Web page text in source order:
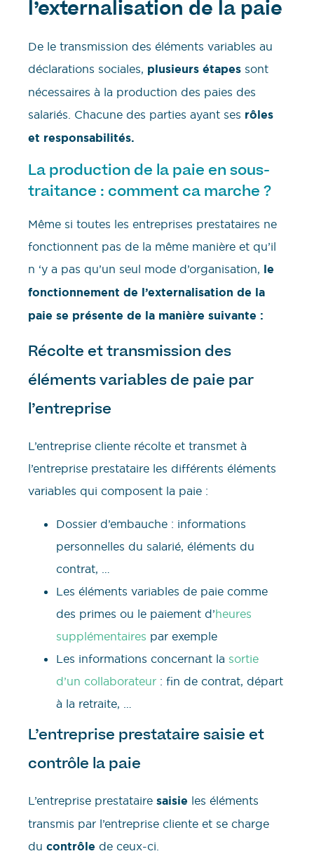
l’externalisation de la paie
De le transmission des éléments variables au
déclarations sociales, plusieurs étapes sont
nécessaires à la production des paies des
salariés. Chacune des parties ayant ses rôles
et responsabilités.
La production de la paie en sous-
traitance : comment ca marche ?
Même si toutes les entreprises prestataires ne
fonctionnent pas de la même manière et qu’il
n ‘y a pas qu’un seul mode d’organisation, le
fonctionnement de l’externalisation de la
paie se présente de la manière suivante :
Récolte et transmission des
éléments variables de paie par
l’entreprise
L’entreprise cliente récolte et transmet à
l’entreprise prestataire les différents éléments
variables qui composent la paie :
Dossier d’embauche : informations
personnelles du salarié, éléments du
contrat, …
Les éléments variables de paie comme
des primes ou le paiement d’heures
supplémentaires par exemple
Les informations concernant la sortie
d’un collaborateur : fin de contrat, départ
à la retraite, …
L’entreprise prestataire saisie et
contrôle la paie
L’entreprise prestataire saisie les éléments
transmis par l’entreprise cliente et se charge
du contrôle de ceux-ci.